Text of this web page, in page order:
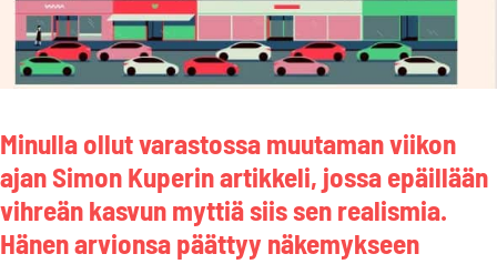
Minulla ollut varastossa muutaman viikon
ajan Simon Kuperin artikkeli, jossa epäillään
vihreän kasvun myttiä siis sen realismia.
Hänen arvionsa päättyy näkemykseen